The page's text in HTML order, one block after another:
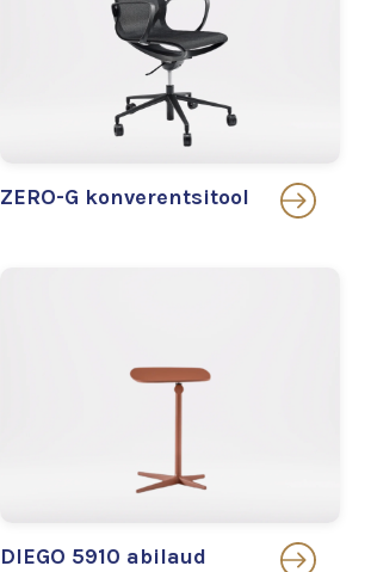
ZERO-G konverentsitool
DIEGO 5910 abilaud